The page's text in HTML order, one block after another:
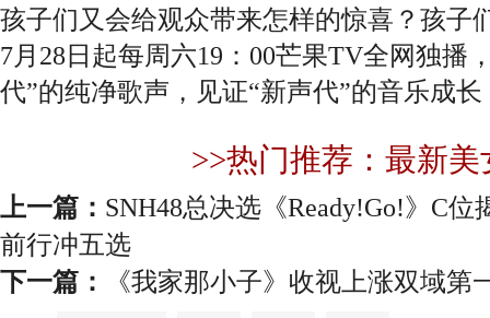
孩子们又会给观众带来怎样的惊喜？孩子
7月28日起每周六19：00芒果TV全网独播
代”的纯净歌声，见证“新声代”的音乐成长
>>热门推荐：最新美
上一篇： SNH48总决选《Ready!Go!》C
前行冲五选
下一篇：
《我家那小子》收视上涨双域第